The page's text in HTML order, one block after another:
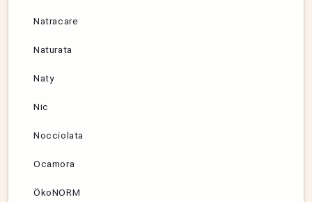
Natracare
Naturata
Naty
Nic
Nocciolata
Ocamora
ÖkoNORM